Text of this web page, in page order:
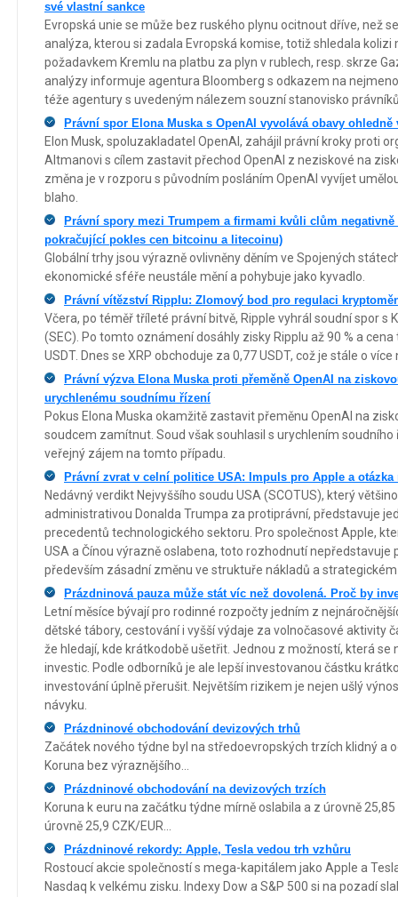
své vlastní sankce
Evropská unie se může bez ruského plynu ocitnout dříve, než
analýza, kterou si zadala Evropská komise, totiž shledala
požadavkem Kremlu na platbu za plyn v rublech, resp. skrze
analýzy informuje agentura Bloomberg s odkazem na
téže agentury s uvedeným nálezem souzní stanovisko
Právní spor Elona Muska s OpenAI vyvolává obavy ohledně
Elon Musk, spoluzakladatel OpenAI, zahájil právní kroky proti
Altmanovi s cílem zastavit přechod OpenAI z neziskové na
změna je v rozporu s původním posláním OpenAI vyvíjet
blaho.
Právní spory mezi Trumpem a firmami kvůli clům
pokračující pokles cen bitcoinu a litecoinu)
Globální trhy jsou výrazně ovlivněny děním ve Spojených
ekonomické sféře neustále mění a pohybuje jako kyvadlo.
Právní vítězství Ripplu: Zlomový bod pro regulaci
Včera, po téměř tříleté právní bitvě, Ripple vyhrál soudní spor s
(SEC). Po tomto oznámení dosáhly zisky Ripplu až 90 % a
USDT. Dnes se XRP obchoduje za 0,77 USDT, což je stále o
Právní výzva Elona Muska proti přeměně OpenAI na
urychlenému soudnímu řízení
Pokus Elona Muska okamžitě zastavit přeměnu OpenAI na
soudcem zamítnut. Soud však souhlasil s urychlením
veřejný zájem na tomto případu. ​
Právní zvrat v celní politice USA: Impuls pro Apple a
Nedávný verdikt Nejvyššího soudu USA (SCOTUS), který
administrativou Donalda Trumpa za protiprávní, představuje
precedentů technologického sektoru. Pro společnost Apple,
USA a Čínou výrazně oslabena, toto rozhodnutí nepředstavuje
především zásadní změnu ve struktuře nákladů a
Prázdninová pauza může stát víc než dovolená. Proč by
Letní měsíce bývají pro rodinné rozpočty jedním z
dětské tábory, cestování i vyšší výdaje za volnočasové aktivity
že hledají, kde krátkodobě ušetřit. Jednou z možností, která se
investic. Podle odborníků je ale lepší investovanou částku
investování úplně přerušit. Největším rizikem je nejen ušlý
návyku.
Prázdninové obchodování devizových trhů
Začátek nového týdne byl na středoevropských trzích klidný a
Koruna bez výraznějšího...
Prázdninové obchodování na devizových trzích
Koruna k euru na začátku týdne mírně oslabila a z úrovně
úrovně 25,9 CZK/EUR...
Prázdninové rekordy: Apple, Tesla vedou trh vzhůru
Rostoucí akcie společností s mega-kapitálem jako Apple a
Nasdaq k velkému zisku. Indexy Dow a S&P 500 si na pozadí